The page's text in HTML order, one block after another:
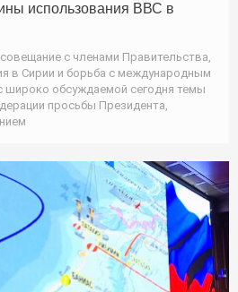
использования ВВС в
с членами Правительства,
в Сирии и борьба с международным
широко обсуждаемой сегодня темы
просьбы Президента,